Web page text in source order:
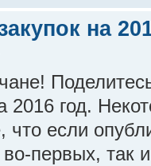
на
2016 год.
если
первых, так